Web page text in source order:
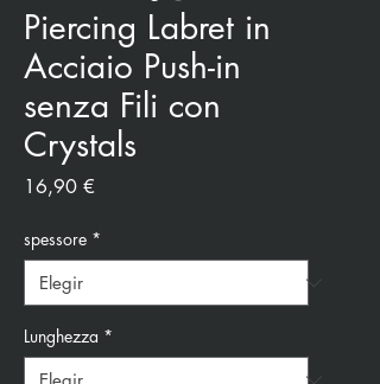
Piercing Labret in
Acciaio Push-in
senza Fili con
Crystals
16,90 €
spessore *
Lunghezza *